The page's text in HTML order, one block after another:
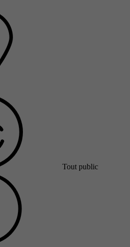
Tout public